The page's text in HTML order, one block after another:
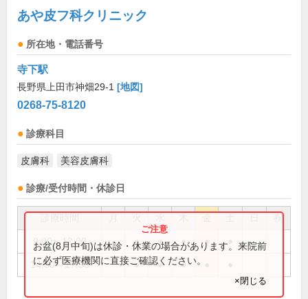
あや皮フ科クリニック
所在地・電話番号
寺下駅
長野県上田市神畑29-1 [地図]
0268-75-8120
診療科目
皮膚科 美容皮膚科
診療/受付時間・休診日
祝
9:00～12:00 ● ● ● ●
14:00～17:30 ● ● ●
お盆(8月中旬)は休診・休業の場合があります。来院前
に必ず医療機関に直接ご確認ください。
×閉じる